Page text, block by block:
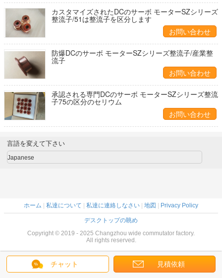
カスタマイズされたDCのサーボ モーターSZシリーズ
整流子/51は整流子を区分します
お問い合わせ
防爆DCのサーボ モーターSZシリーズ整流子/産業整
流子
お問い合わせ
承認される専門DCのサーボ モーターSZシリーズ整流
子75の区分のセリウム
お問い合わせ
チャット 見積依頼
言語を変えて下さい
Japanese
ホーム 私達について 私達に連絡しなさい 地図 Privacy Policy
デスクトップの眺め
Copyright © 2019 - 2025 Changzhou wide commutator factory.
All rights reserved.